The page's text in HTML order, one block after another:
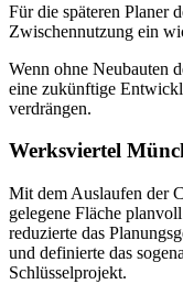
Für die späteren Planer
Zwischennutzung ein
Wenn ohne Neubauten
eine zukünftige
verdrängen.
Werksviertel
Mit dem Auslaufen der
gelegene Fläche
reduzierte das
und definierte das
Schlüsselprojekt.